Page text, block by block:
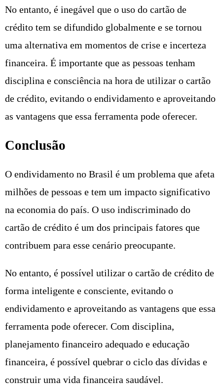
No entanto, é inegável que o uso do cartão de
crédito tem se difundido globalmente e se tornou
uma alternativa em momentos de crise e incerteza
financeira. É importante que as pessoas tenham
disciplina e consciência na hora de utilizar o cartão
de crédito, evitando o endividamento e aproveitando
as vantagens que essa ferramenta pode oferecer.
Conclusão
O endividamento no Brasil é um problema que afeta
milhões de pessoas e tem um impacto significativo
na economia do país. O uso indiscriminado do
cartão de crédito é um dos principais fatores que
contribuem para esse cenário preocupante.
No entanto, é possível utilizar o cartão de crédito de
forma inteligente e consciente, evitando o
endividamento e aproveitando as vantagens que essa
ferramenta pode oferecer. Com disciplina,
planejamento financeiro adequado e educação
financeira, é possível quebrar o ciclo das dívidas e
construir uma vida financeira saudável.